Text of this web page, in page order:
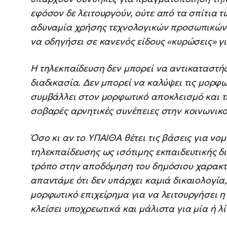
εφόσον δε λειτουργούν, ούτε από τα σπίτια
αδυναμία χρήσης τεχνολογικών
να οδηγήσει σε κανενός είδους «κυρώσεις»
Η τηλεκπαίδευση δεν μπορεί να
διαδικασία. Δεν μπορεί να καλύψει τις
συμβάλλει στον μορφωτικό αποκλεισμό και
σοβαρές αρνητικές συνέπειες στην
Όσο κι αν το ΥΠΑΙΘΑ θέτει τις βάσεις για
τηλεκπαίδευσης ως ισότιμης
τρόπο στην αποδόμηση του δημόσιου
απαντάμε ότι δεν υπάρχει καμιά
μορφωτικό επιχείρημα για να λειτουργήσει
κλείσει υποχρεωτικά και μάλιστα για μία ή